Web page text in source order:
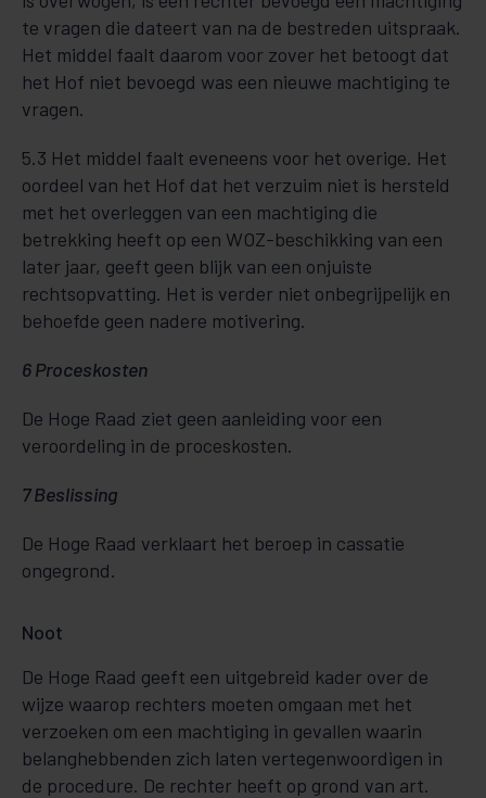
te vragen die dateert van na de bestreden uitspraak.
Het middel faalt daarom voor zover het betoogt dat
het Hof niet bevoegd was een nieuwe machtiging te
vragen.
5.3 Het middel faalt eveneens voor het overige. Het
oordeel van het Hof dat het verzuim niet is hersteld
met het overleggen van een machtiging die
betrekking heeft op een WOZ-beschikking van een
later jaar, geeft geen blijk van een onjuiste
rechtsopvatting. Het is verder niet onbegrijpelijk en
behoefde geen nadere motivering.
6 Proceskosten
De Hoge Raad ziet geen aanleiding voor een
veroordeling in de proceskosten.
7 Beslissing
De Hoge Raad verklaart het beroep in cassatie
ongegrond.
Noot
De Hoge Raad geeft een uitgebreid kader over de
wijze waarop rechters moeten omgaan met het
verzoeken om een machtiging in gevallen waarin
belanghebbenden zich laten vertegenwoordigen in
de procedure. De rechter heeft op grond van art.